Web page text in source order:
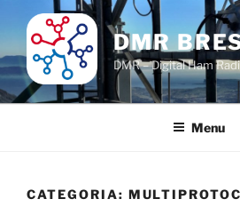
contenuto
DMR
DMR – Digital Ham
Menu
CATEGORIA: